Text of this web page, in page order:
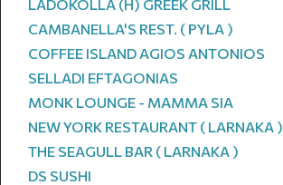
LADOKOLLA (H) GREEK GRILL
CAMBANELLA'S REST. ( PYLA )
COFFEE ISLAND AGIOS ANTONIOS
SELLADI EFTAGONIAS
MONK LOUNGE - MAMMA SIA
NEW YORK RESTAURANT ( LARNAKA )
THE SEAGULL BAR ( LARNAKA )
DS SUSHI